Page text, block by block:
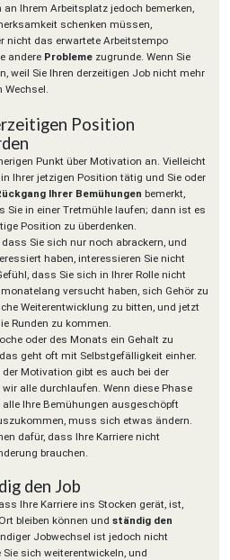
Ihrem Arbeitsplatz jedoch bemerken,
schenken müssen,
nicht das erwartete Arbeitstempo
andere Probleme zugrunde. Wenn Sie
weil Sie Ihren derzeitigen Job nicht mehr
Position
Punkt über Motivation an. Vielleicht
Ihrer jetzigen Position tätig und Sie oder
Ihrer Bemühungen bemerkt,
Sie in einer Tretmühle laufen; dann ist es
Position zu überdenken.
Sie sich nur noch abrackern, und
haben, interessieren Sie nicht
dass Sie sich in Ihrer Rolle nicht
versucht haben, sich Gehör zu
Weiterentwicklung zu bitten, und jetzt
Runden zu kommen.
oder des Monats ein Gehalt zu
geht oft mit Selbstgefälligkeit einher.
Motivation gibt es auch bei der
alle durchlaufen. Wenn diese Phase
Ihre Bemühungen ausgeschöpft
muss sich etwas ändern.
dafür, dass Ihre Karriere nicht
brauchen.
den Job
Ihre Karriere ins Stocken gerät, ist,
bleiben können und ständig den
Jobwechsel ist jedoch nicht
sich weiterentwickeln, und